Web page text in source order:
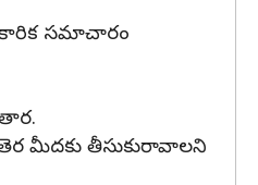
సమాచారం
మీదకు తీసుకురావాలని